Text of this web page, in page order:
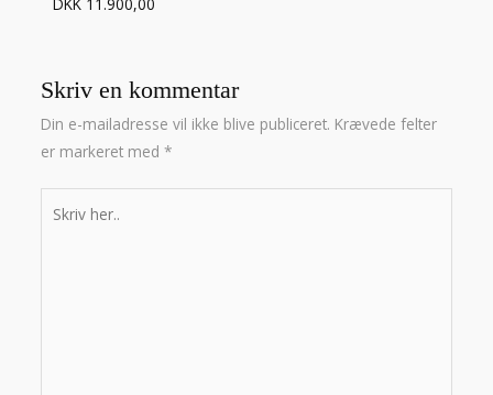
Skriv en kommentar
Din e-mailadresse vil ikke blive publiceret. Krævede felter
er markeret med *